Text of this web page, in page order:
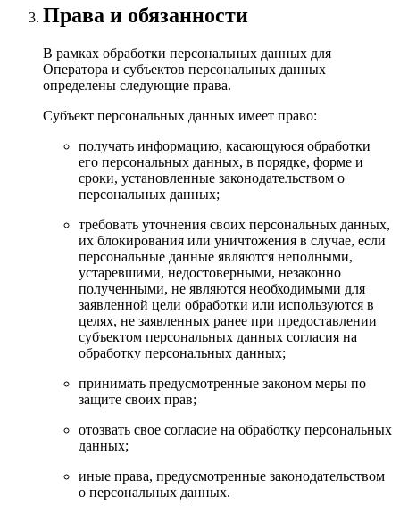
Права и обязанности
В рамках обработки персональных данных для
Оператора и субъектов персональных данных
определены следующие права.
Субъект персональных данных имеет право:
получать информацию, касающуюся обработки
его персональных данных, в порядке, форме и
сроки, установленные законодательством о
персональных данных;
требовать уточнения своих персональных данных,
их блокирования или уничтожения в случае, если
персональные данные являются неполными,
устаревшими, недостоверными, незаконно
полученными, не являются необходимыми для
заявленной цели обработки или используются в
целях, не заявленных ранее при предоставлении
субъектом персональных данных согласия на
обработку персональных данных;
принимать предусмотренные законом меры по
защите своих прав;
отозвать свое согласие на обработку персональных
данных;
иные права, предусмотренные законодательством
о персональных данных.